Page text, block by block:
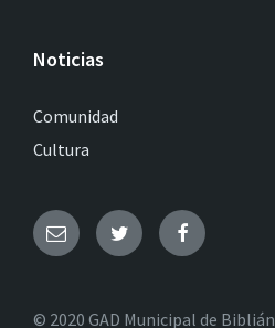
Noticias
Comunidad
Cultura
© 2020 GAD Municipal de Biblián